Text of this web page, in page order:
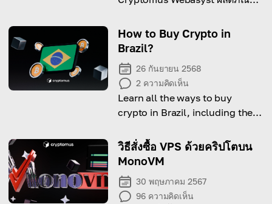
ของปลั๊กอินนี้และเริ่มรับชำระเงิน
ด้วยคริปโทเคอร์เรนซีได้เลย!
How to Buy Crypto in
Brazil?
26 กันยายน 2568
2 ความคิดเห็น
Learn all the ways to buy
crypto in Brazil, including the
and step-by-step guide on how
to do it.
วิธีสั่งซื้อ VPS ด้วยคริปโตบน
MonoVM
30 พฤษภาคม 2567
96 ความคิดเห็น